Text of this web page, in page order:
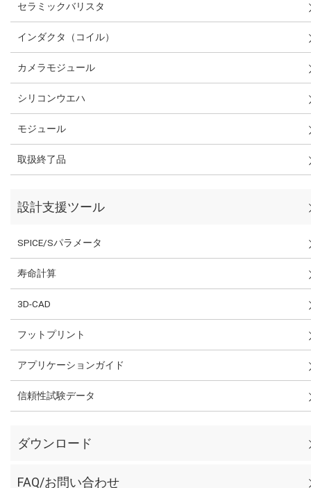
セラミックバリスタ
インダクタ（コイル）
カメラモジュール
シリコンウエハ
モジュール
取扱終了品
設計支援ツール
SPICE/Sパラメータ
寿命計算
3D-CAD
フットプリント
アプリケーションガイド
信頼性試験データ
ダウンロード
FAQ/お問い合わせ